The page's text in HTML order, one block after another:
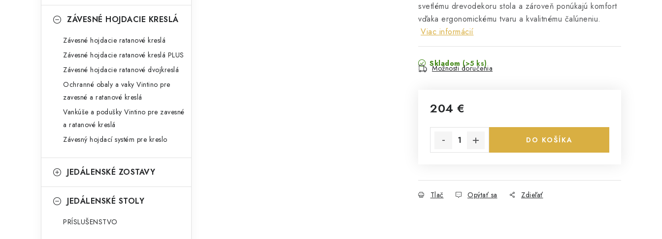
ZÁVESNÉ HOJDACIE KRESLÁ
Závesné hojdacie ratanové kreslá
Závesné hojdacie ratanové kreslá PLUS
Závesné hojdacie ratanové dvojkreslá
Ochranné obaly a vaky Vintino pre
zavesné a ratanové kreslá
Vankúše a podušky Vintino pre zavesné
a ratanové kreslá
Závesný hojdací systém pre kreslo
JEDÁLENSKÉ ZOSTAVY
JEDÁLENSKÉ STOLY
PRÍSLUŠENSTVO
svetlému drevodekoru stola a zároveň ponúkajú komfort
vďaka ergonomickému tvaru a kvalitnému čalúneniu.
Viac informácií
Skladom (>5 ks)
Možnosti doručenia
204 €
DO KOŠÍKA
Tlač Opýtať sa Zdieľať